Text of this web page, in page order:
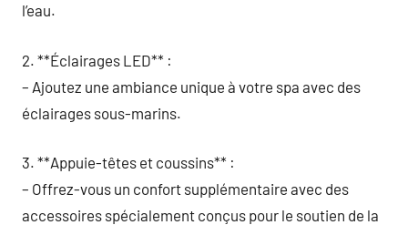
l’eau.
2. **Éclairages LED** :
– Ajoutez une ambiance unique à votre spa avec des
éclairages sous-marins.
3. **Appuie-têtes et coussins** :
– Offrez-vous un confort supplémentaire avec des
accessoires spécialement conçus pour le soutien de la